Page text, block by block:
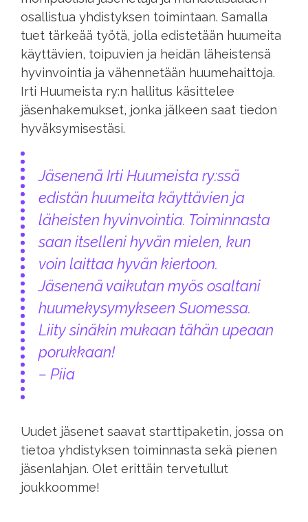
osallistua yhdistyksen toimintaan. Samalla
tuet tärkeää työtä, jolla edistetään huumeita
käyttävien, toipuvien ja heidän läheistensä
hyvinvointia ja vähennetään huumehaittoja.
Irti Huumeista ry:n hallitus käsittelee
jäsenhakemukset, jonka jälkeen saat tiedon
hyväksymisestäsi.
Jäsenenä Irti Huumeista ry:ssä
edistän huumeita käyttävien ja
läheisten hyvinvointia. Toiminnasta
saan itselleni hyvän mielen, kun
voin laittaa hyvän kiertoon.
Jäsenenä vaikutan myös osaltani
huumekysymykseen Suomessa.
Liity sinäkin mukaan tähän upeaan
porukkaan!
– Piia
Uudet jäsenet saavat starttipaketin, jossa on
tietoa yhdistyksen toiminnasta sekä pienen
jäsenlahjan. Olet erittäin tervetullut
joukkoomme!